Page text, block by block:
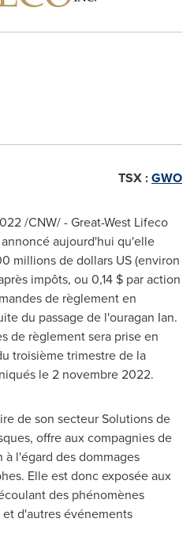
TSX :GWO
/CNW/ - Great-West Lifeco
aujourd'hui qu'elle
millions de dollars US (environ
impôts, ou 0,14 $ par action
de règlement en
du passage de l'ouragan Ian.
de règlement sera prise en
troisième trimestre de la
le 2 novembre 2022.
de son secteur Solutions de
offre aux compagnies de
l'égard des dommages
Elle est donc exposée aux
des phénomènes
d'autres événements